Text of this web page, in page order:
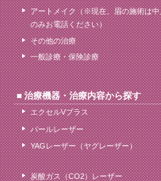
アートメイク（※現在、眉の施術は
のみお電話ください）
その他の治療
一般診療・保険診療
治療機器・治療内容から探す
エクセルVプラス
パールレーザー
YAGレーザー（ヤグレーザー）
炭酸ガス（CO2）レーザー